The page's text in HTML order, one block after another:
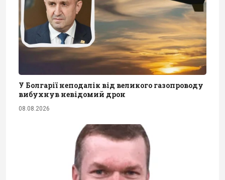
У Болгарії неподалік від великого газопроводу
вибухнув невідомий дрон
08.08.2026